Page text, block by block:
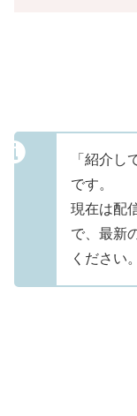
「紹介し
です。
現在は配
で、最新
ください